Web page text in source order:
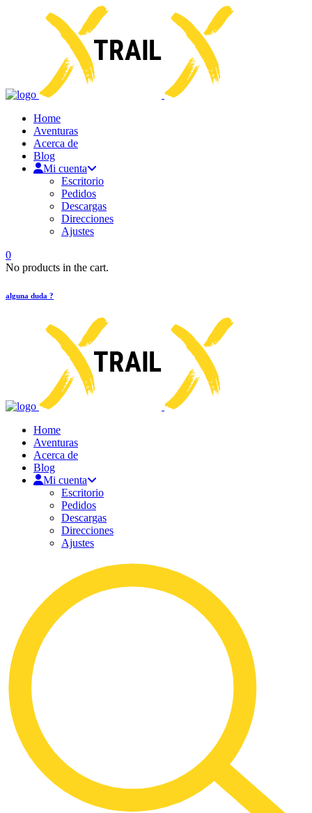
Home
Aventuras
Acerca de
Blog
Mi cuenta
Escritorio
Pedidos
Descargas
Direcciones
Ajustes
0
No products in the cart.
alguna duda ?
Home
Aventuras
Acerca de
Blog
Mi cuenta
Escritorio
Pedidos
Descargas
Direcciones
Ajustes